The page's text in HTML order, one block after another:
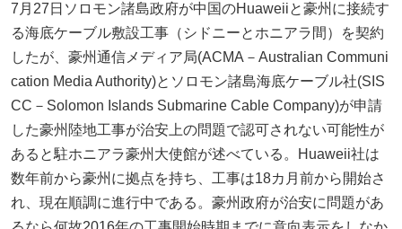
7月27日ソロモン諸島政府が中国のHuaweiiと豪州に接続す
る海底ケーブル敷設工事（シドニーとホニアラ間）を契約
したが、豪州通信メディア局(ACMA－Australian Communi
cation Media Authority)とソロモン諸島海底ケーブル社(SIS
CC－Solomon Islands Submarine Cable Company)が申請
した豪州陸地工事が治安上の問題で認可されない可能性が
あると駐ホニアラ豪州大使館が述べている。Huaweii社は
数年前から豪州に拠点を持ち、工事は18カ月前から開始さ
れ、現在順調に進行中である。豪州政府が治安に問題があ